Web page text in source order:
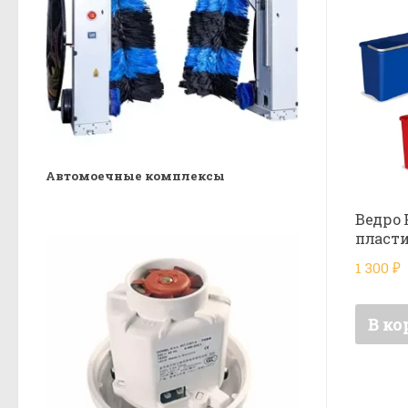
Ведро
1 300 ₽
В
Автомоечные комплексы